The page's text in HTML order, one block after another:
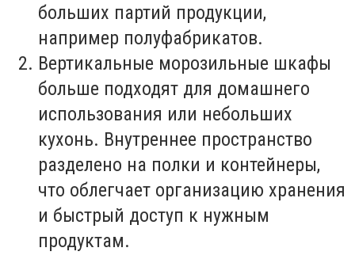
больших партий продукции,
например полуфабрикатов.
Вертикальные морозильные шкафы
больше подходят для домашнего
использования или небольших
кухонь. Внутреннее пространство
разделено на полки и контейнеры,
что облегчает организацию хранения
и быстрый доступ к нужным
продуктам.